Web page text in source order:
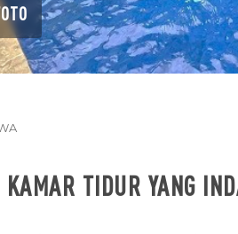
TIDUR YANG